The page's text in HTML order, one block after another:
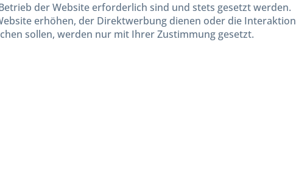
der Website erforderlich sind und stets gesetzt werden.
erhöhen, der Direktwerbung dienen oder die Interaktion
sollen, werden nur mit Ihrer Zustimmung gesetzt.